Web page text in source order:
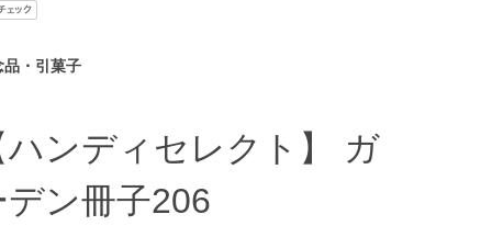
品・引菓子
ハンディセレクト】 ガ
デン冊子206